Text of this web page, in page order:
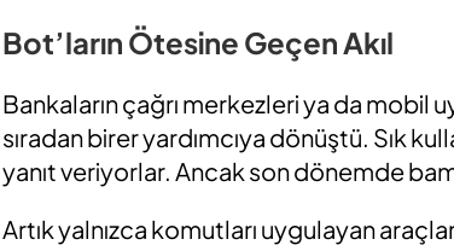
Bot’ların Ötesine Geçen Akıl
Bankaların çağrı merkezleri ya da mobil
sıradan birer yardımcıya dönüştü. Sık
yanıt veriyorlar. Ancak son dönemde
Artık yalnızca komutları uygulayan